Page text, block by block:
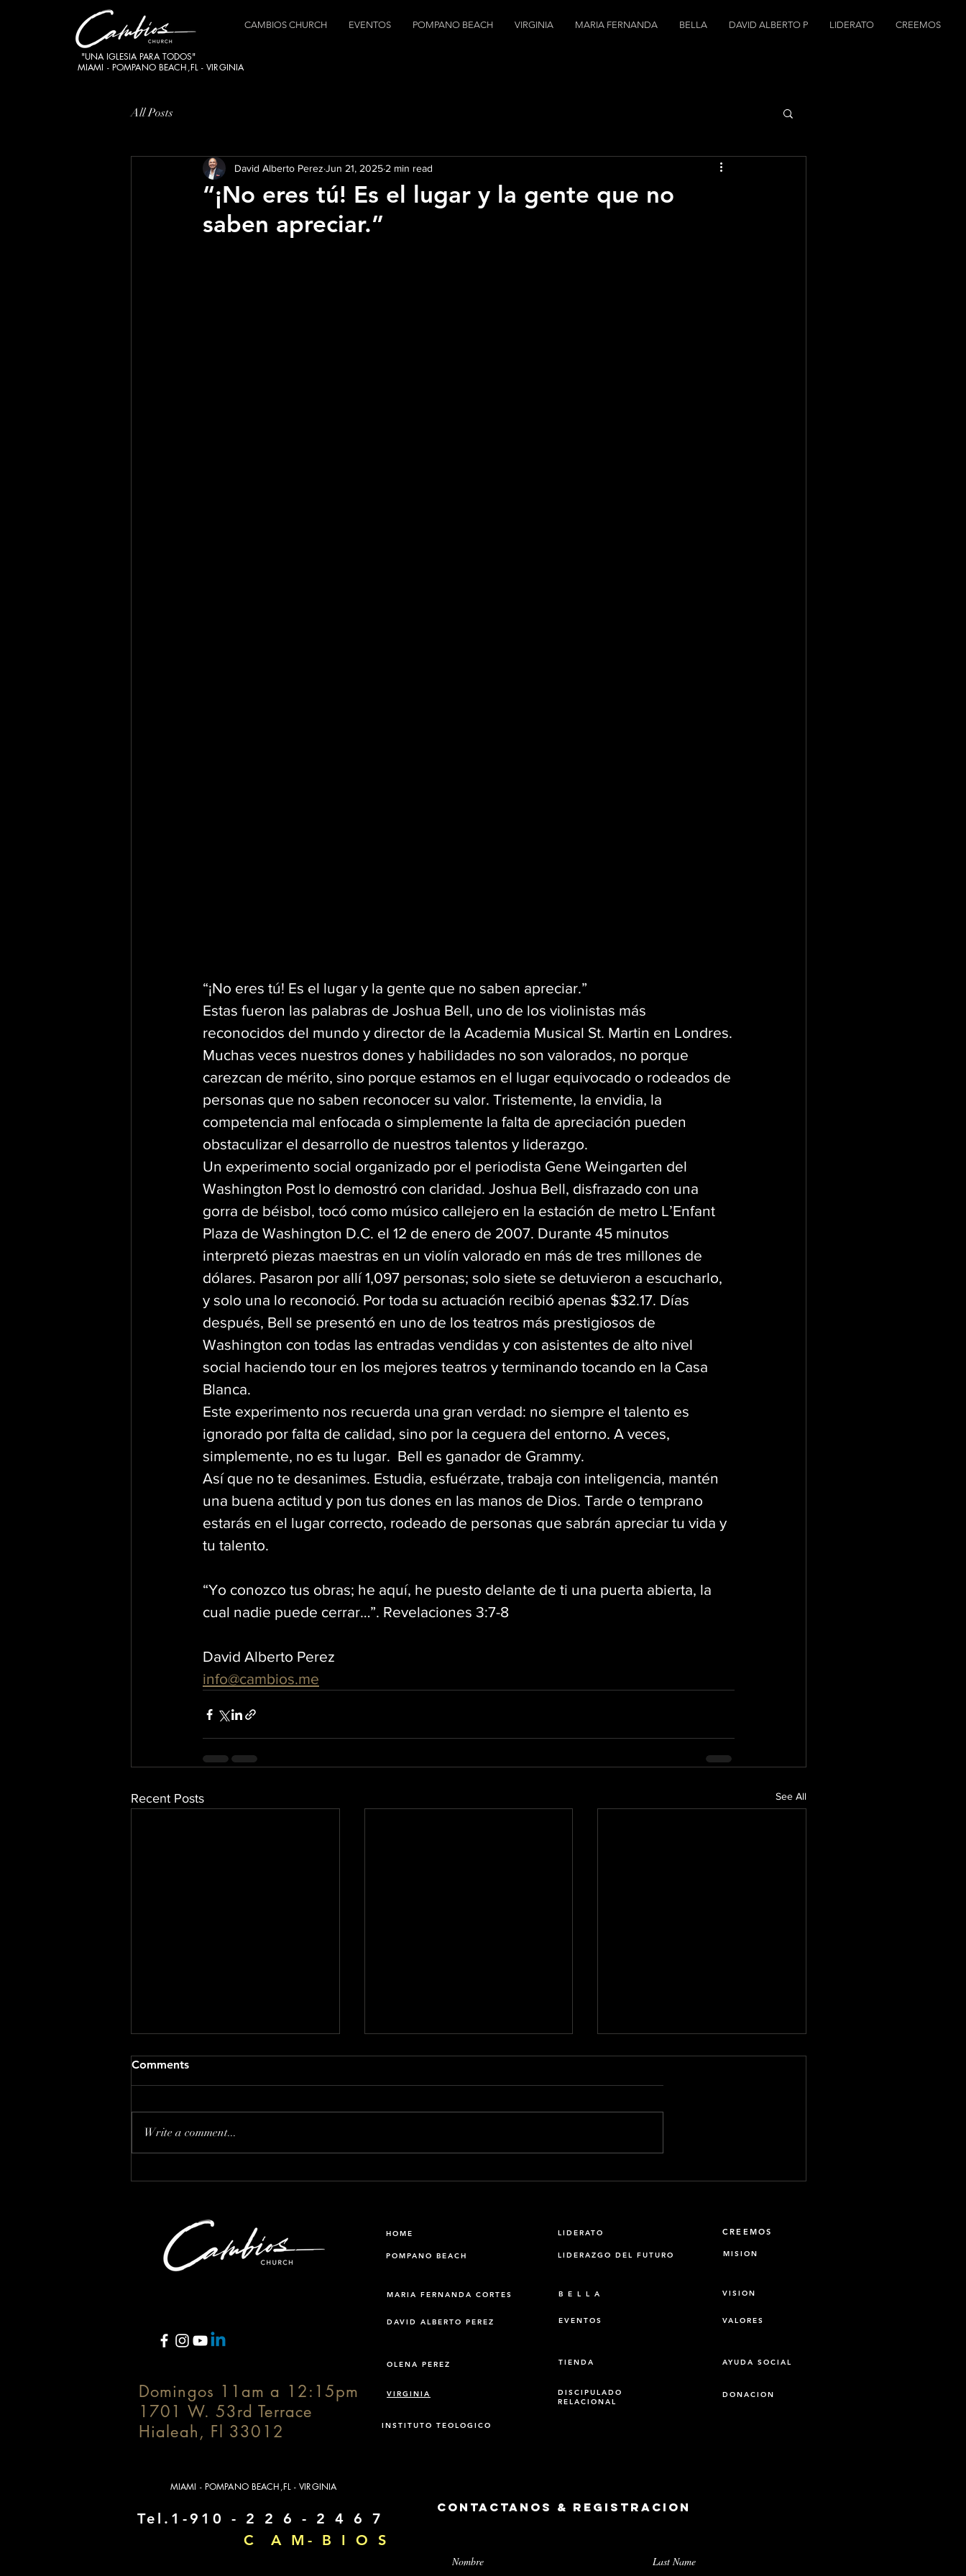
CAMBIOS CHURCH EVENTOS POMPANO BEACH VIRGINIA MARIA FERNANDA BELLA DAVID ALBERTO P LIDERATO CREEMOS
"UNA IGLESIA PARA TODOS"
MIAMI - POMPANO BEACH,FL - VIRGINIA
All Posts
“¡No eres tú! Es el lugar y la gente que no
saben apreciar.”
David Alberto Perez Jun 21, 2025 2 min read
“¡No eres tú! Es el lugar y la gente que no saben apreciar.”
Estas fueron las palabras de Joshua Bell, uno de los violinistas más
reconocidos del mundo y director de la Academia Musical St. Martin en Londres.
Muchas veces nuestros dones y habilidades no son valorados, no porque
carezcan de mérito, sino porque estamos en el lugar equivocado o rodeados de
personas que no saben reconocer su valor. Tristemente, la envidia, la
competencia mal enfocada o simplemente la falta de apreciación pueden
obstaculizar el desarrollo de nuestros talentos y liderazgo.
Un experimento social organizado por el periodista Gene Weingarten del
Washington Post lo demostró con claridad. Joshua Bell, disfrazado con una
gorra de béisbol, tocó como músico callejero en la estación de metro L’Enfant
Plaza de Washington D.C. el 12 de enero de 2007. Durante 45 minutos
interpretó piezas maestras en un violín valorado en más de tres millones de
dólares. Pasaron por allí 1,097 personas; solo siete se detuvieron a escucharlo,
y solo una lo reconoció. Por toda su actuación recibió apenas $32.17. Días
después, Bell se presentó en uno de los teatros más prestigiosos de
Washington con todas las entradas vendidas y con asistentes de alto nivel
social haciendo tour en los mejores teatros y terminando tocando en la Casa
Blanca.
Este experimento nos recuerda una gran verdad: no siempre el talento es
ignorado por falta de calidad, sino por la ceguera del entorno. A veces,
simplemente, no es tu lugar.  Bell es ganador de Grammy.
Así que no te desanimes. Estudia, esfuérzate, trabaja con inteligencia, mantén
una buena actitud y pon tus dones en las manos de Dios. Tarde o temprano
estarás en el lugar correcto, rodeado de personas que sabrán apreciar tu vida y
tu talento.
“Yo conozco tus obras; he aquí, he puesto delante de ti una puerta abierta, la
cual nadie puede cerrar…”. Revelaciones 3:7-8
David Alberto Perez
info@cambios.me
Recent Posts See All
Comments
Write a comment...
HOME
POMPANO BEACH
MARIA FERNANDA CORTES
DAVID ALBERTO PEREZ
LIDERATO
LIDERAZGO DEL FUTURO
B E L L A
EVENTOS
CREEMOS
MISION
VISION
VALORES
OLENA PEREZ
VIRGINIA
INSTITUTO TEOLOGICO
Domingos 11am a 12:15pm
1701 W. 53rd Terrace
Hialeah, Fl 33012
TIENDA
DISCIPULADO
RELACIONAL
AYUDA SOCIAL
DONACION
MIAMI - POMPANO BEACH,FL - VIRGINIA
Tel.1-910 - 2 2 6 - 2 4 6 7
C A M- B I O S
Contactanos & Registracion